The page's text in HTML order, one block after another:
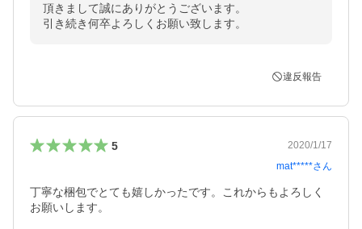
頂きまして誠にありがとうございます。
引き続き何卒よろしくお願い致します。
違反報告
5
2020/1/17
mat*****さん
丁寧な梱包でとても嬉しかったです。これからもよろしく
お願いします。